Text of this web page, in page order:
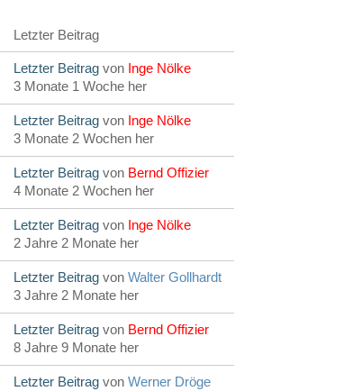
Letzter Beitrag
Letzter Beitrag von Inge Nölke
3 Monate 1 Woche her
Letzter Beitrag von Inge Nölke
3 Monate 2 Wochen her
Letzter Beitrag von Bernd Offizier
4 Monate 2 Wochen her
Letzter Beitrag von Inge Nölke
2 Jahre 2 Monate her
Letzter Beitrag von Walter Gollhardt
3 Jahre 2 Monate her
Letzter Beitrag von Bernd Offizier
8 Jahre 9 Monate her
Letzter Beitrag von Werner Dröge